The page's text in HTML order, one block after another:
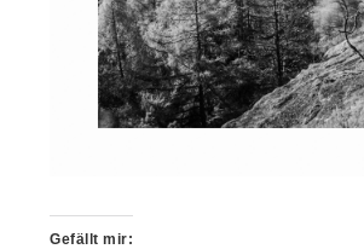
Gefällt mir: